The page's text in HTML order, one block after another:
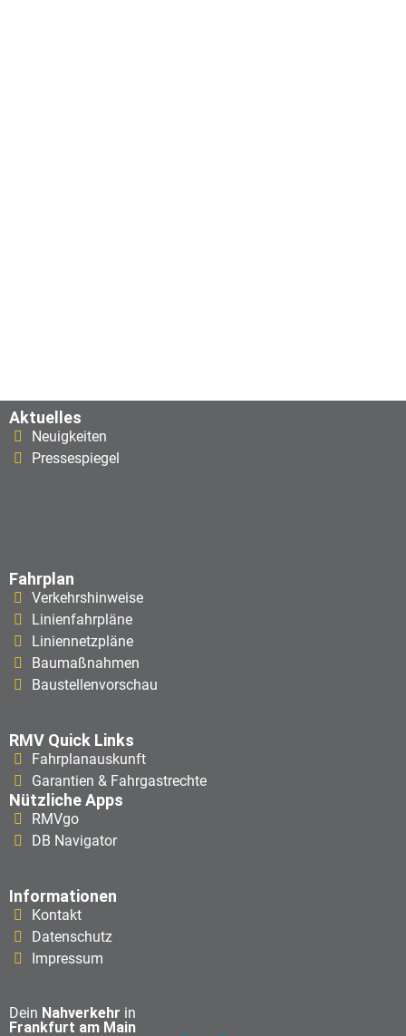
Aktuelles
Neuigkeiten
Pressespiegel
Fahrplan
Verkehrshinweise
Linienfahrpläne
Liniennetzpläne
Baumaßnahmen
Baustellenvorschau
RMV Quick Links
Fahrplanauskunft
Garantien & Fahrgastrechte
Nützliche Apps
RMVgo
DB Navigator
Informationen
Kontakt
Datenschutz
Impressum
Dein Nahverkehr in
Frankfurt am Main